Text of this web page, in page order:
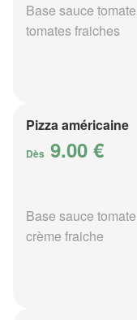
Base sauce
tomates fraiches
Pizza américaine
Dès 9.00 €
Base sauce
crème fraiche